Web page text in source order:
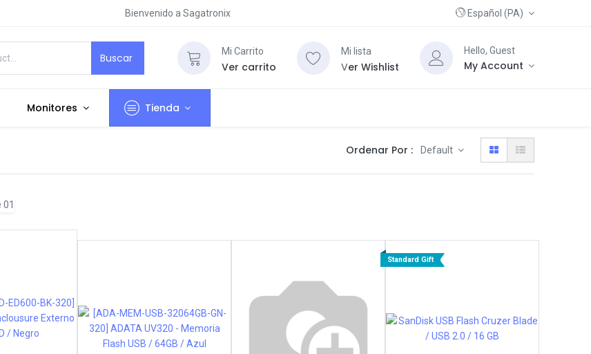
Bienvenido a Sagatronix Español (PA)
Buscar Mi Carrito
Ver carrito
Mi lista
Ver Wishlist
Hello, Guest
My Account
Monitores Tienda
Ordenar Por : Default
Standard Gift